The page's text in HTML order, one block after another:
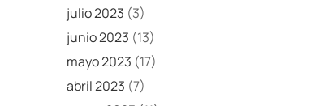
julio 2023 (3)
junio 2023 (13)
mayo 2023 (17)
abril 2023 (7)